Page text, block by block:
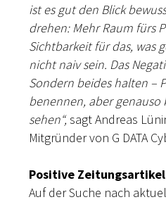
ist es gut den Blick
drehen: Mehr Raum fürs
Sichtbarkeit für das, was
nicht naiv sein. Das
Sondern beides halten –
benennen, aber genauso
sehen“,sagt Andreas
Mitgründer von G DATA
Positive
Auf der Suche nach